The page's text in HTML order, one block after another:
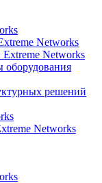
Networks
Extreme Networks
оборудования
решений
Networks